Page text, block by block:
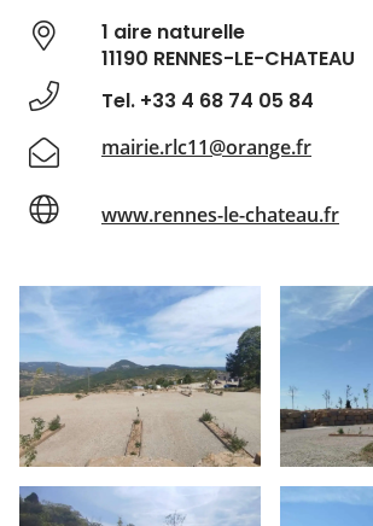
1 aire naturelle
11190 RENNES-LE-CHATEAU
Tel. +33 4 68 74 05 84
mairie.rlc11@orange.fr
www.rennes-le-chateau.fr